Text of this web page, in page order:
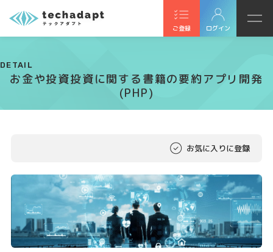
ご登録 ログイン
DETAIL
お金や投資投資に関する書籍の要約アプリ開発
(PHP)
お気に入りに登録